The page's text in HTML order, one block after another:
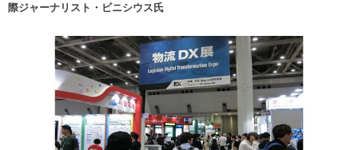
際ジャーナリスト・ビニシウス氏